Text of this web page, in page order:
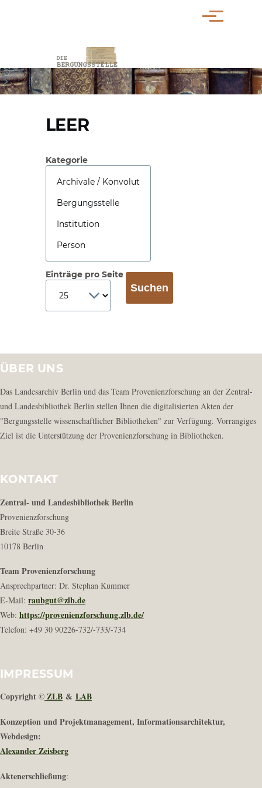
Menü
PFADNAVIGATION
LEER
Kategorie
Einträge pro Seite
ÜBER UNS
Das Landesarchiv Berlin und das Team Provenienzforschung an der Zentral-
und Landesbibliothek Berlin stellen Ihnen die digitalisierten Akten der
"Bergungsstelle wissenschaftlicher Bibliotheken" zur Verfügung. Vorrangiges
Ziel ist die Unterstützung der Provenienzforschung in Bibliotheken.
KONTAKT
Zentral- und Landesbibliothek Berlin
Provenienzforschung
Breite Straße 30-36
10178 Berlin
Team Provenienzforschung
Ansprechpartner: Dr. Stephan Kummer
E-Mail: raubgut@zlb.de
Web: https://provenienzforschung.zlb.de/
Telefon: +49 30 90226-732/-733/-734
IMPRESSUM
Copyright ©ZLB & LAB
Konzeption und Projektmanagement, Informationsarchitektur,
Webdesign:
Alexander Zeisberg
Aktenerschließung: